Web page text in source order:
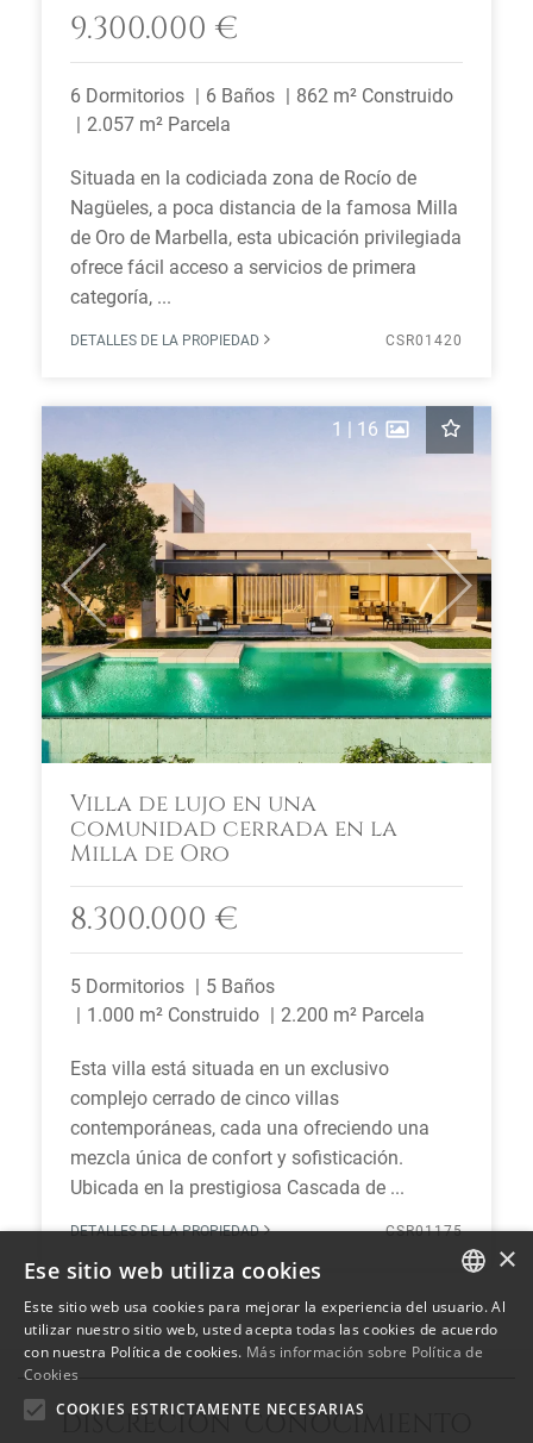
9.300.000 €
6 Dormitorios 6 Baños
862 m² Construido
2.057 m² Parcela
Situada en la codiciada zona de Rocío de
Nagüeles, a poca distancia de la famosa Milla
de Oro de Marbella, esta ubicación privilegiada
ofrece fácil acceso a servicios de primera
categoría, ...
DETALLES DE LA PROPIEDAD CSR01420
Previous Next
1 | 16
Villa de lujo en una
comunidad cerrada en la
Milla de Oro
8.300.000 €
5 Dormitorios
5 Baños
1.000 m² Construido
2.200 m² Parcela
Esta villa está situada en un exclusivo
complejo cerrado de cinco villas
contemporáneas, cada una ofreciendo una
mezcla única de confort y sofisticación.
Ubicada en la prestigiosa Cascada de ...
DETALLES DE LA PROPIEDAD CSR01175
DISCRECIÓN CONOCIMIENTO
ENGLISH
SPANISH
×
Ese sitio web utiliza cookies
Este sitio web usa cookies para mejorar la experiencia del usuario. Al
utilizar nuestro sitio web, usted acepta todas las cookies de acuerdo
con nuestra Política de cookies. Más información sobre Política de
Cookies
COOKIES ESTRICTAMENTE NECESARIAS